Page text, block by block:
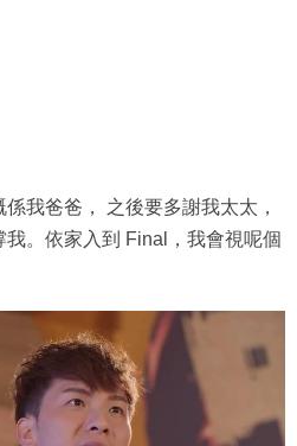
我爸爸， 之後要多謝我太太，
。依家入到 Final，我會視呢個